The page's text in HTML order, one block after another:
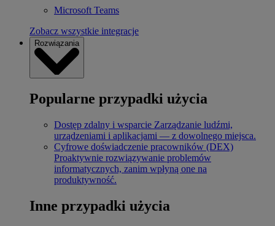
Microsoft Teams
Zobacz wszystkie integracje
Rozwiązania
Popularne przypadki użycia
Dostęp zdalny i wsparcie Zarządzanie ludźmi,
urządzeniami i aplikacjami — z dowolnego miejsca.
Cyfrowe doświadczenie pracowników (DEX)
Proaktywnie rozwiązywanie problemów
informatycznych, zanim wpłyną one na
produktywność.
Inne przypadki użycia